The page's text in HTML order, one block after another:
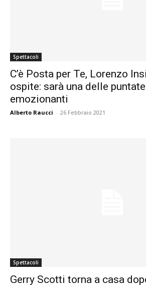
Spettacoli
C’è Posta per Te, Lorenzo
ospite: sarà una delle
emozionanti
Alberto Raucci - 26 Febbraio 2021
Spettacoli
Gerry Scotti torna a casa